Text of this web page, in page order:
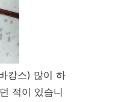
캉스) 많이 하
적이 있습니